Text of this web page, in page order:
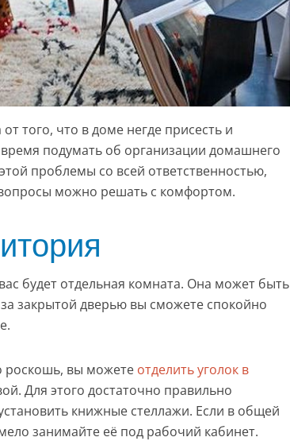
того, что в доме негде присесть и
подумать об организации домашнего
проблемы со всей ответственностью,
можно решать с комфортом.
будет отдельная комната. Она может быть
закрытой дверью вы сможете спокойно
роскошь, вы можете отделить уголок в
Для этого достаточно правильно
книжные стеллажи. Если в общей
занимайте её под рабочий кабинет.